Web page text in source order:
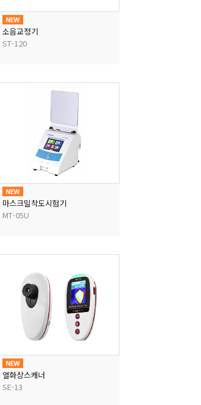
소음교정기
ST-120
마스크밀착도시험기
MT-05U
열화상스캐너
SE-13